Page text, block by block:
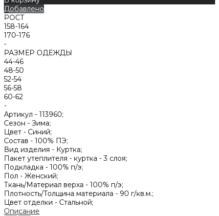
Добавлено
РОСТ
158-164
170-176
-
РАЗМЕР ОДЕЖДЫ
44-46
48-50
52-54
56-58
60-62
-
Артикул - 113960;
Сезон - Зима;
Цвет - Синий;
Состав - 100% ПЭ;
Вид изделия - Куртка;
Пакет утеплителя - куртка - 3 слоя;
Подкладка - 100% п/э;
Пол - Женский;
Ткань/Материал верха - 100% п/э;
Плотность/Толщина материала - 90 г/кв.м.;
Цвет отделки - Стальной;
Описание